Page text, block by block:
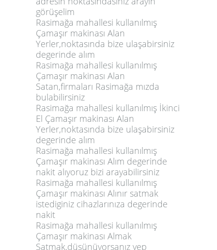
görüşelim
Rasimağa mahallesi kullanılmış
Çamaşır makinası Alan
Yerler,noktasında bize ulaşabirsiniz
degerinde alım
Rasimağa mahallesi kullanılmış
Çamaşır makinası Alan
Satan,firmaları Rasimağa mızda
bulabilirsiniz
Rasimağa mahallesi kullanılmış İkinci
El Çamaşır makinası Alan
Yerler,noktasında bize ulaşabirsiniz
degerinde alım
Rasimağa mahallesi kullanılmış
Çamaşır makinası Alım degerinde
nakit alıyoruz bizi arayabilirsiniz
Rasimağa mahallesi kullanılmış
Çamaşır makinası Alınır satmak
istediginiz cihazlarınıza degerinde
nakit
Rasimağa mahallesi kullanılmış
Çamaşır makinası Almak
Satmak,düşünüyorsanız vep